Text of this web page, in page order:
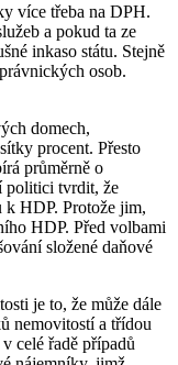
více třeba na DPH.
a pokud ta ze
inkaso státu. Stejně
osob.
domech,
procent. Přesto
průměrně o
politici tvrdit, že
k HDP. Protože jim,
HDP. Před volbami
složené daňové
je to, že může dále
nemovitostí a třídou
celé řadě případů